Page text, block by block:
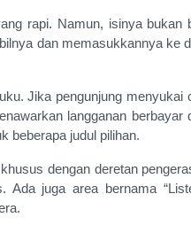
rapi. Namun, isinya bukan
dan memasukkannya ke
Jika pengunjung menyukai
langganan berbayar
beberapa judul pilihan.
dengan deretan
Ada juga area bernama